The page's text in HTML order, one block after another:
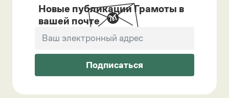
Новые публикации Грамоты в
вашей почте
Подписаться